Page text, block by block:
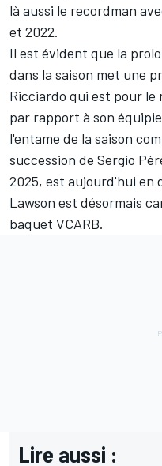
là aussi le recordman
et 2022.
Il est évident que la
dans la saison met une
Ricciardo qui est pour
par rapport à son
l'entame de la saison
succession de Sergio
2025, est aujourd'hui
Lawson est désormais
baquet VCARB.
Lire aussi :